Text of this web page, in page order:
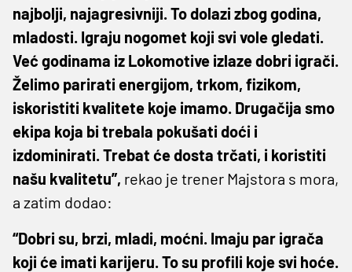
najbolji, najagresivniji. To dolazi zbog godina,
mladosti. Igraju nogomet koji svi vole gledati.
Već godinama iz Lokomotive izlaze dobri igrači.
Želimo parirati energijom, trkom, fizikom,
iskoristiti kvalitete koje imamo. Drugačija smo
ekipa koja bi trebala pokušati doći i
izdominirati. Trebat će dosta trčati, i koristiti
našu kvalitetu”, rekao je trener Majstora s mora,
a zatim dodao:
“Dobri su, brzi, mladi, moćni. Imaju par igrača
koji će imati karijeru. To su profili koje svi hoće.